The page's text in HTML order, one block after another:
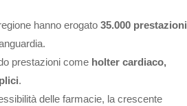
hanno erogato 35.000 prestazioni
prestazioni come holter cardiaco,
.
delle farmacie, la crescente